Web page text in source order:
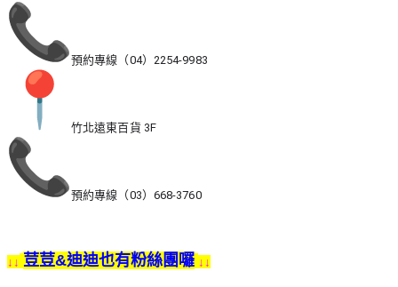
預約專線（04）2254-9983
竹北遠東百貨 3F
預約專線（03）668-3760
↓↓ 荳荳&迪迪也有粉絲團囉 ↓↓